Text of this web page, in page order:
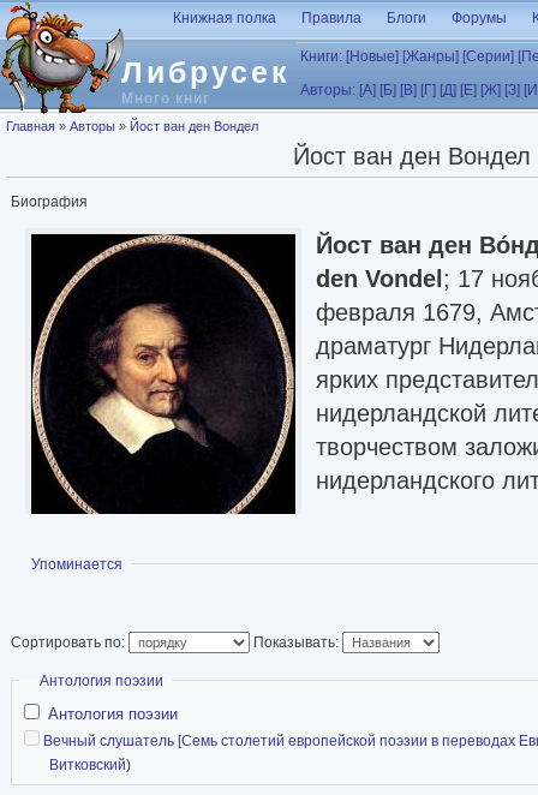
Перейти к основному содержанию
Либрусек
Много книг
Книжная полка Правила Блоги Форумы
Книги: [Новые] [Жанры] [Серии]
Авторы: [А] [Б] [В] [Г] [Д] [Е] [Ж] [З]
Вы здесь
Главная » Авторы » Йост ван ден Вондел
Йост ван ден Вондел
Биография
Йост ван ден
den Vondel ; 17
февраля 1679,
драматург
ярких
нидерландской
творчеством
нидерландского
Показать
Упоминается
Сортировать по: Показывать:
Скрыть
Антология поэзии
Антология поэзии
Вечный слушатель [Семь столетий европейской поэзии в переводах
Витковский)